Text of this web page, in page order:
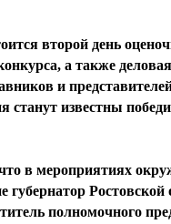
второй день
а также
и
станут известны
в мероприятиях
губернатор
полномочного